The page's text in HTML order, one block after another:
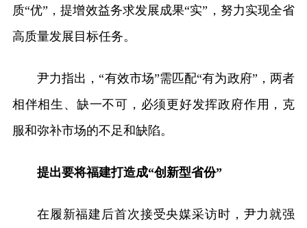
质“优”，提增效益务求发展成果“实”，努力实现全省
高质量发展目标任务。
尹力指出，“有效市场”需匹配“有为政府”，两者
相伴相生、缺一不可，必须更好发挥政府作用，克
服和弥补市场的不足和缺陷。
提出要将福建打造成“创新型省份”
在履新福建后首次接受央媒采访时，尹力就强